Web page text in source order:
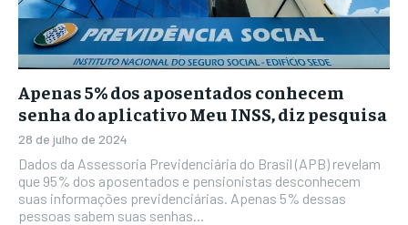
Apenas 5% dos aposentados conhecem
senha do aplicativo Meu INSS, diz pesquisa
28 de julho de 2024
Dados da Assessoria Previdenciária do Brasil (APB) revelam
que 95% dos aposentados e pensionistas desconhecem
suas informações previdenciárias. Apenas 5% dessas
pessoas sabem suas senhas...